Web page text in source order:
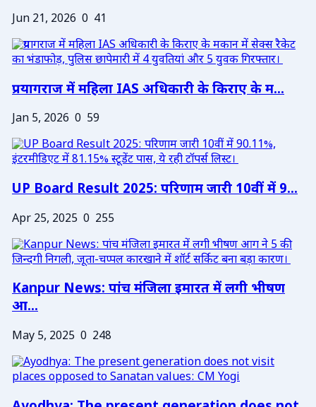
Jun 21, 2026 0 41
प्रयागराज में महिला IAS अधिकारी के किराए के म...
Jan 5, 2026 0 59
UP Board Result 2025: परिणाम जारी 10वीं में 9...
Apr 25, 2025 0 255
Kanpur News: पांच मंजिला इमारत में लगी भीषण
आ...
May 5, 2025 0 248